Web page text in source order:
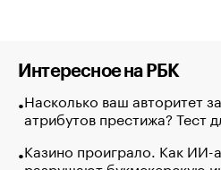
Интересное на РБК
Насколько ваш авторитет
атрибутов престижа? Тест
Казино проиграло. Как ИИ-